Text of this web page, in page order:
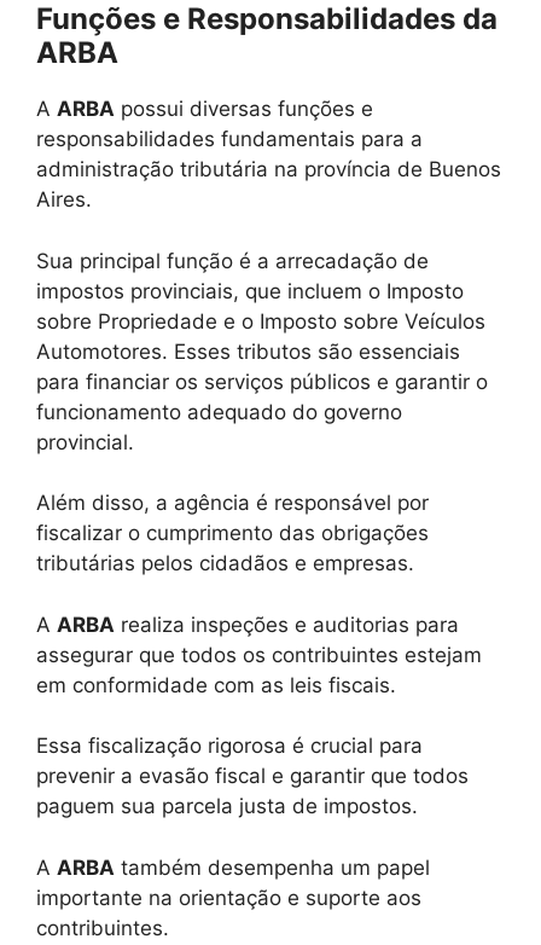
Funções e Responsabilidades da
ARBA
A ARBA possui diversas funções e
responsabilidades fundamentais para a
administração tributária na província de Buenos
Aires.
Sua principal função é a arrecadação de
impostos provinciais, que incluem o Imposto
sobre Propriedade e o Imposto sobre Veículos
Automotores. Esses tributos são essenciais
para financiar os serviços públicos e garantir o
funcionamento adequado do governo
provincial.
Além disso, a agência é responsável por
fiscalizar o cumprimento das obrigações
tributárias pelos cidadãos e empresas.
A ARBA realiza inspeções e auditorias para
assegurar que todos os contribuintes estejam
em conformidade com as leis fiscais.
Essa fiscalização rigorosa é crucial para
prevenir a evasão fiscal e garantir que todos
paguem sua parcela justa de impostos.
A ARBA também desempenha um papel
importante na orientação e suporte aos
contribuintes.